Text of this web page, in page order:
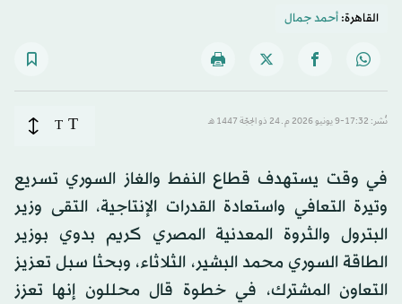
القاهرة:أحمد جمال
نُشر: 17:32-9 يونيو 2026 م ـ 24 ذو الحِجّة 1447 هـ T
T
في وقت يستهدف قطاع النفط والغاز السوري تسريع
وتيرة التعافي واستعادة القدرات الإنتاجية، التقى وزير
البترول والثروة المعدنية المصري كريم بدوي بوزير
الطاقة السوري محمد البشير، الثلاثاء، وبحثا سبل تعزيز
التعاون المشترك، في خطوة قال محللون إنها تعزز